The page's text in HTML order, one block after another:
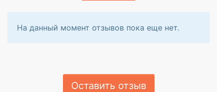
На данный момент отзывов пока еще нет.
Оставить отзыв